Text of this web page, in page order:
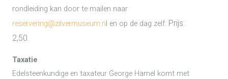
rondleiding kan door te mailen naar
reservering@zilvermuseum.nl en op de dag zelf. Prijs:
2,50.
Taxatie
Edelsteenkundige en taxateur George Hamel komt met